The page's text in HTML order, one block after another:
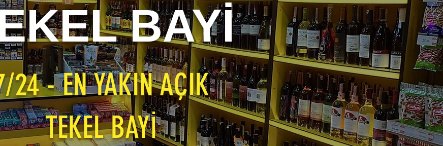
BAYİ
24 - EN YAKIN AÇIK
TEKEL BAYİ